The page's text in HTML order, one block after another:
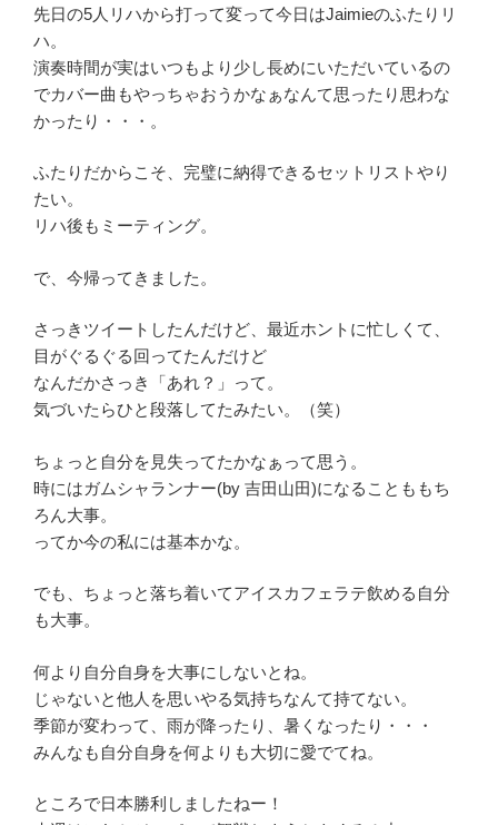
先日の5人リハから打って変って今日はJaimieのふたりリ
ハ。
演奏時間が実はいつもより少し長めにいただいているの
でカバー曲もやっちゃおうかなぁなんて思ったり思わな
かったり・・・。
ふたりだからこそ、完璧に納得できるセットリストやり
たい。
リハ後もミーティング。
で、今帰ってきました。
さっきツイートしたんだけど、最近ホントに忙しくて、
目がぐるぐる回ってたんだけど
なんだかさっき「あれ？」って。
気づいたらひと段落してたみたい。（笑）
ちょっと自分を見失ってたかなぁって思う。
時にはガムシャランナー(by 吉田山田)になることももち
ろん大事。
ってか今の私には基本かな。
でも、ちょっと落ち着いてアイスカフェラテ飲める自分
も大事。
何より自分自身を大事にしないとね。
じゃないと他人を思いやる気持ちなんて持てない。
季節が変わって、雨が降ったり、暑くなったり・・・
みんなも自分自身を何よりも大切に愛でてね。
ところで日本勝利しましたねー！